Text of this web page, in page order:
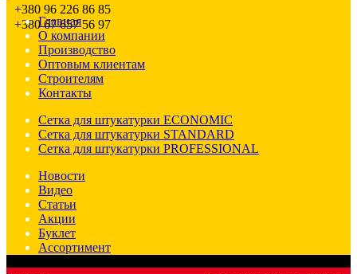
+380 96 226 86 85
+380 67 657 56 97
Главная
О компании
Производство
Оптовым клиентам
Строителям
Контакты
Сетка для штукатурки ECONOMIC
Сетка для штукатурки STANDARD
Сетка для штукатурки PROFESSIONAL
Новости
Видео
Статьи
Акции
Буклет
Ассортимент